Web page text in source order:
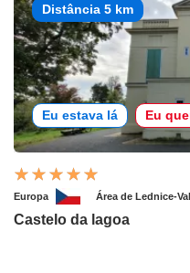
Distância 5 km
Eu estava lá Eu
Europa Área de Lednice-
Castelo da lagoa